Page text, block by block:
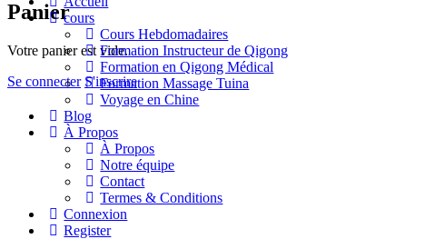
Panier
Votre panier est vide.
Se connecter S'inscrire
cours
Cours Hebdomadaires
Formation Instructeur de Qigong
Formation en Qigong Médical
Formation Massage Tuina
Voyage en Chine
Blog
À Propos
À Propos
Notre équipe
Contact
Termes & Conditions
Connexion
Register